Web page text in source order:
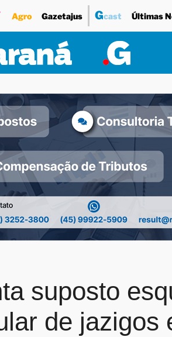
Agro Gazetajus Gcast Últimas
suposto
de jazigos